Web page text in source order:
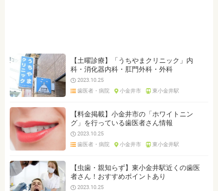
【土曜診療】「うちやまクリニック」内
科・消化器内科・肛門外科・外科
2023.10.25
歯医者・病院
小金井市 東小金井駅
【料金掲載】小金井市の「ホワイトニン
グ」を行っている歯医者さん情報
2023.10.25
歯医者・病院
小金井市 東小金井駅
【虫歯・親知らず】東小金井駅近くの歯医
者さん！おすすめポイントあり
2023.10.25